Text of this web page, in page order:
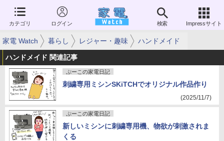
カテゴリ ログイン 検索 Impressサイト
家電 Watch 暮らし レジャー・趣味 ハンドメイド
ハンドメイド 関連記事
ぷーこの家電日記
刺繍専用ミシンSKiTCHでオリジナル作品作り
(2025/11/7)
ぷーこの家電日記
新しいミシンに刺繍専用機、物欲が刺激されま
くる